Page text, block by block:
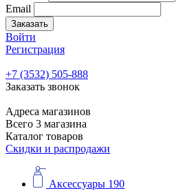
Email
Заказать
Войти
Регистрация
+7 (3532) 505-888
Заказать звонок
Адреса магазинов
Всего 3 магазина
Каталог товаров
Скидки и распродажи
Аксессуары 190